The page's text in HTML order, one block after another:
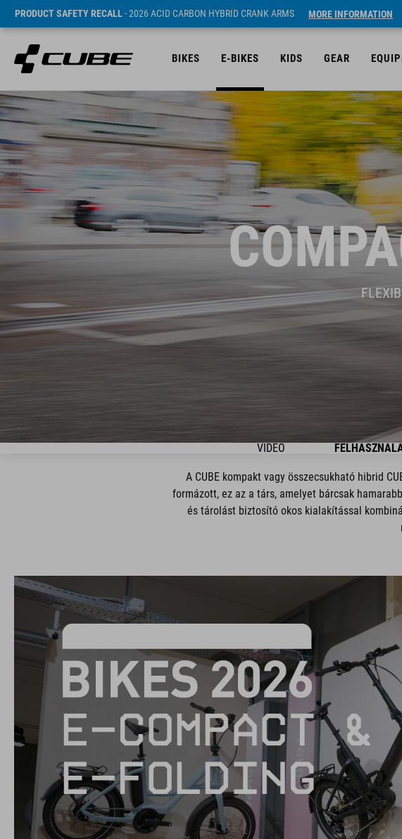
PRODUCT SAFETY RECALL- 2026 ACID CARBON HYBRID CRANK ARMS MORE INFORMATION
BIKES E-BIKES KIDS GEAR
VIDEO
A CUBE kompakt vagy összecsukható hibrid
formázott, ez az a társ, amelyet bárcsak
és tárolást biztosító okos kialakítással